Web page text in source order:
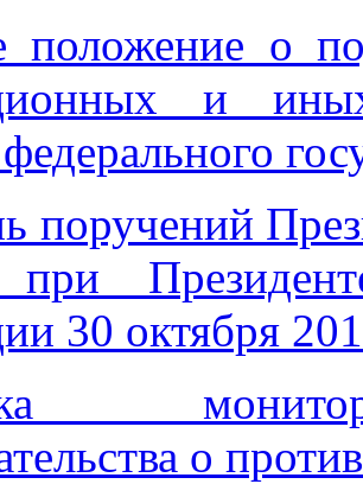
положение о
и
поручений
при
30 октября
о